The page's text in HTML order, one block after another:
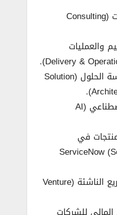
14- مدير الاستشارات (Consulting
والعمليات
16- مدير أول لهندسة الحلول (Solution
17- مدير الذكاء الاصطناعي (AI
في
ServiceNow
19- مدير بناء المشاريع الناشئة (Venture